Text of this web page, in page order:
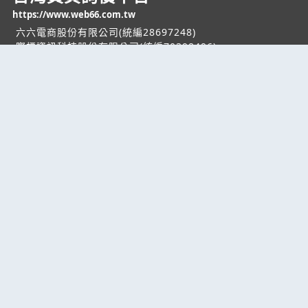
https://www.web66.com.tw
六六電商股份有限公司(統編28697248)
際標資訊科技股份有限公司(統編70398496)